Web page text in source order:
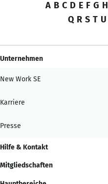
A B C D E F G H
Q R S T U
Unternehmen
New Work SE
Karriere
Presse
Hilfe & Kontakt
Mitgliedschaften